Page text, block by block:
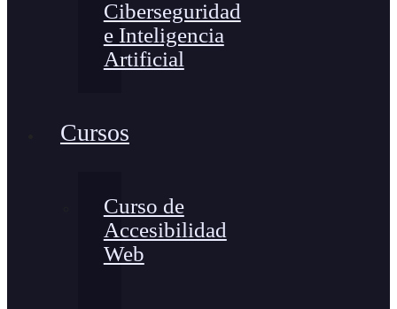
Ciberseguridad
e Inteligencia
Artificial
Cursos
Curso de
Accesibilidad
Web